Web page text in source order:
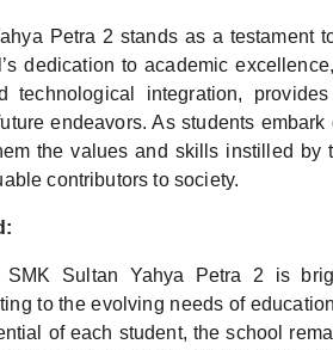
Petra 2 stands as a testament
dedication to academic
technological integration,
endeavors. As students
the values and skills instilled by
contributors to society.
Sultan Yahya Petra 2 is
to the evolving needs of
of each student, the school